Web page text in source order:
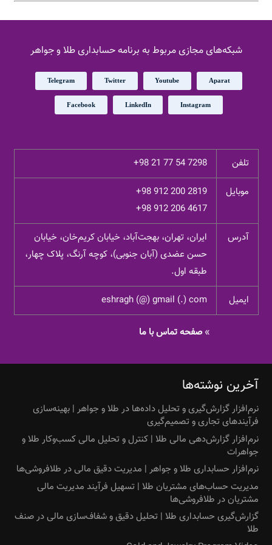
شبکه‌های مجازی مربوط به برنامه حسابداری طلا و جواهر
Aparat
Youtube
Twitter
Telegram
Instagram
LinkedIn
Facebook
تلفن +98 21 77 54 7298
موبایل
+98 912 200 2819
+98 912 206 4617
آدرس
ایران، تهران، بهجت‌آباد، خیابان کریم‌خان، خیابان
حسن عضدی (آبان جنوبی)، کوچه آرنگ، پلاک چهار،
طبقه اول.
ایمیل eshragh (@) gmail (.) com
»صفحه تماس با ما
آخرین نوشته‌ها
نرم‌افزار گزارش‌گیری و تحلیل داده‌ها در طلا و جواهر | بهینه‌سازی
فرآیندهای تجاری و تصمیم‌گیری
نرم‌افزار گزارش‌دهی مالی طلا | کنترل و تحلیل مالی کسب‌وکار طلا و
جواهرات
نرم‌افزار حسابداری طلا و جواهر | مدیریت دقیق مالی در طلافروشی‌ها
مدیریت حساب‌های مشتریان طلا | تسهیل فرآیند مدیریت مالی
مشتریان در طلافروشی‌ها
گزارش‌گیری حسابداری طلا | تحلیل دقیق و شفاف‌سازی مالی در صنف
طلا